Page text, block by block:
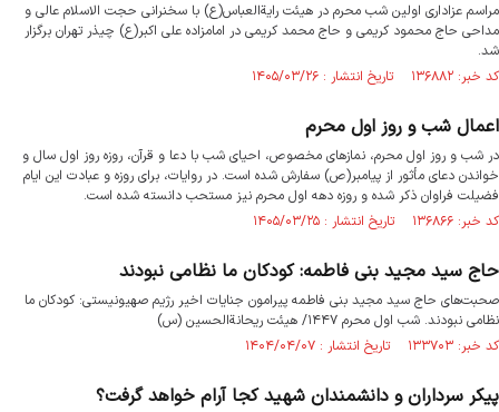
مراسم عزاداری اولین شب محرم در هیئت رایةالعباس(ع) با سخنرانی حجت الاسلام عالی و
مداحی حاج محمود کریمی و حاج محمد کریمی در امامزاده علی اکبر(ع) چیذر تهران برگزار
شد.
کد خبر: ۱۳۶۸۸۲ تاریخ انتشار : ۱۴۰۵/۰۳/۲۶
اعمال شب و روز اول محرم
در شب و روز اول محرم، نمازهای مخصوص، احیای شب با دعا و قرآن، روزه روز اول سال و
خواندن دعای مأثور از پیامبر(ص) سفارش شده است. در روایات، برای روزه و عبادت این ایام
فضیلت فراوان ذکر شده و روزه دهه اول محرم نیز مستحب دانسته شده است.
کد خبر: ۱۳۶۸۶۶ تاریخ انتشار : ۱۴۰۵/۰۳/۲۵
حاج سید مجید بنی فاطمه: کودکان ما نظامی نبودند
صحبت‌های حاج سید مجید بنی فاطمه پیرامون جنایات اخیر رژیم صهیونیستی: کودکان ما
نظامی نبودند. شب اول محرم ۱۴۴۷/ هیئت ریحانةالحسین (س)
کد خبر: ۱۳۳۷۰۳ تاریخ انتشار : ۱۴۰۴/۰۴/۰۷
پیکر سرداران و دانشمندان شهید کجا آرام‌ خواهد گرفت؟